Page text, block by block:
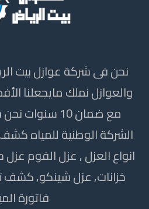
نحن فى شركة عوازل بيت
والعوازل نملك مايجعلنا
مع ضمان 10
الشركة الوطنية للمياه
انواع العزل , عزل الفوم
خزانات, عزل شينكو, كشف
فاتورة